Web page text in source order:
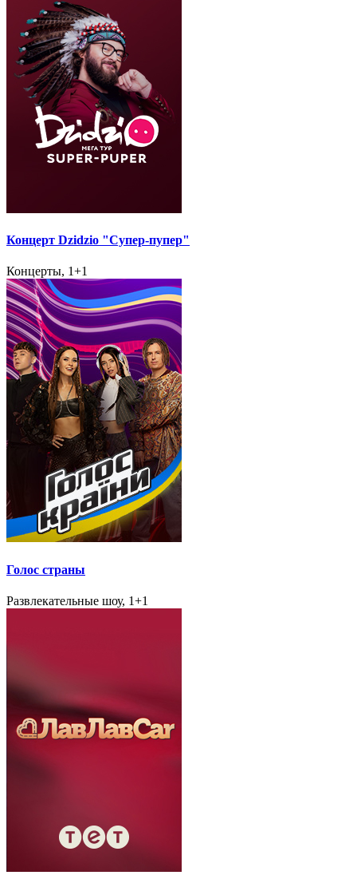
Концерт Dzidzio "Супер-пупер"
Концерты, 1+1
Голос страны
Развлекательные шоу, 1+1